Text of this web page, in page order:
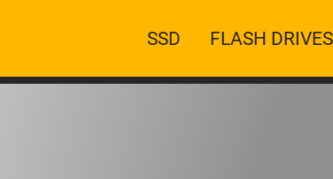
Main
navigation
SSD FLASH DRIVES